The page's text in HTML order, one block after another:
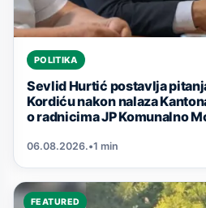
POLITIKA
Sevlid Hurtić postavlja
Kordiću nakon nalaza
o radnicima JP Komunalno
06.08.2026.•1 min
FEATURED